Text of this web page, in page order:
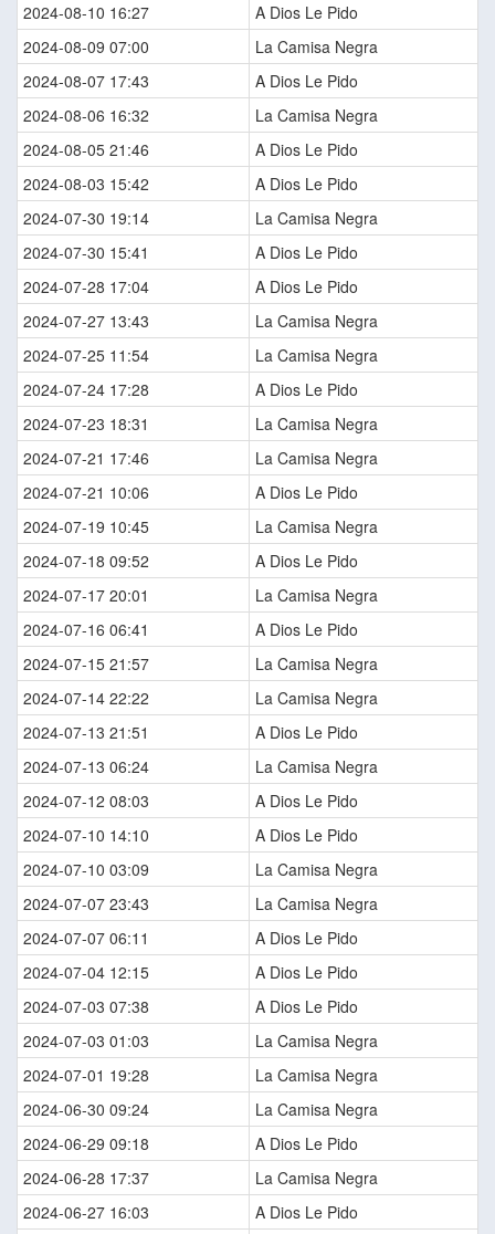
2024-08-10 16:27
A Dios Le Pido
2024-08-09 07:00
La Camisa Negra
2024-08-07 17:43
A Dios Le Pido
2024-08-06 16:32
La Camisa Negra
2024-08-05 21:46
A Dios Le Pido
2024-08-03 15:42
A Dios Le Pido
2024-07-30 19:14
La Camisa Negra
2024-07-30 15:41
A Dios Le Pido
2024-07-28 17:04
A Dios Le Pido
2024-07-27 13:43
La Camisa Negra
2024-07-25 11:54
La Camisa Negra
2024-07-24 17:28
A Dios Le Pido
2024-07-23 18:31
La Camisa Negra
2024-07-21 17:46
La Camisa Negra
2024-07-21 10:06
A Dios Le Pido
2024-07-19 10:45
La Camisa Negra
2024-07-18 09:52
A Dios Le Pido
2024-07-17 20:01
La Camisa Negra
2024-07-16 06:41
A Dios Le Pido
2024-07-15 21:57
La Camisa Negra
2024-07-14 22:22
La Camisa Negra
2024-07-13 21:51
A Dios Le Pido
2024-07-13 06:24
La Camisa Negra
2024-07-12 08:03
A Dios Le Pido
2024-07-10 14:10
A Dios Le Pido
2024-07-10 03:09
La Camisa Negra
2024-07-07 23:43
La Camisa Negra
2024-07-07 06:11
A Dios Le Pido
2024-07-04 12:15
A Dios Le Pido
2024-07-03 07:38
A Dios Le Pido
2024-07-03 01:03
La Camisa Negra
2024-07-01 19:28
La Camisa Negra
2024-06-30 09:24
La Camisa Negra
2024-06-29 09:18
A Dios Le Pido
2024-06-28 17:37
La Camisa Negra
2024-06-27 16:03
A Dios Le Pido